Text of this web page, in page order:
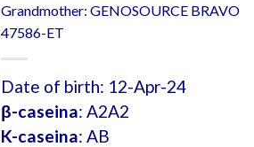
Grandmother: GENOSOURCE BRAVO
47586-ET
Date of birth: 12-Apr-24
β-caseina: A2A2
K-caseina: AB